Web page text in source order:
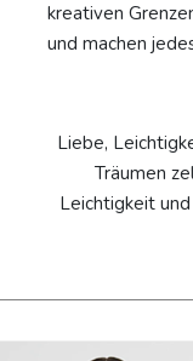
kreativen
und machen
Liebe,
Träumen
Leichtigkeit